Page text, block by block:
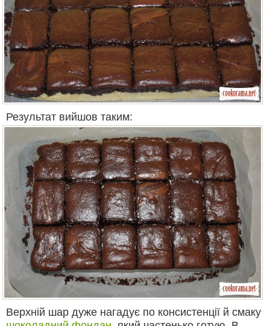
Результат вийшов таким:
Верхній шар дуже нагадує по консистенції й смаку